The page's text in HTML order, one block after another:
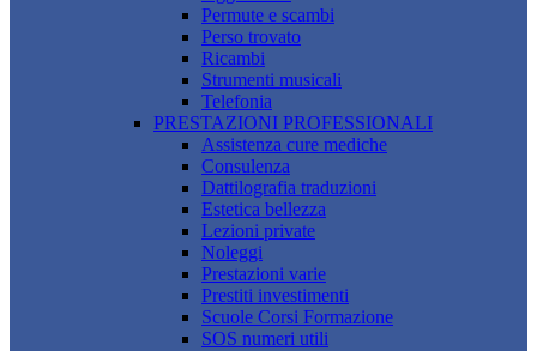
Permute e scambi
Perso trovato
Ricambi
Strumenti musicali
Telefonia
PRESTAZIONI PROFESSIONALI
Assistenza cure mediche
Consulenza
Dattilografia traduzioni
Estetica bellezza
Lezioni private
Noleggi
Prestazioni varie
Prestiti investimenti
Scuole Corsi Formazione
SOS numeri utili